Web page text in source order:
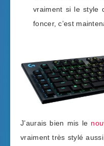
vraiment si le style
foncer, c’est
J’aurais bien mis le
vraiment très stylé